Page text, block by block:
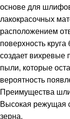
основе для
лакокрасочных
расположением
поверхность
создает вихревые
пыли, которые
вероятность
Преимущества
Высокая режущая
зерна.